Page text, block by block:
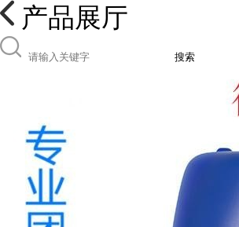
产品展厅
搜索